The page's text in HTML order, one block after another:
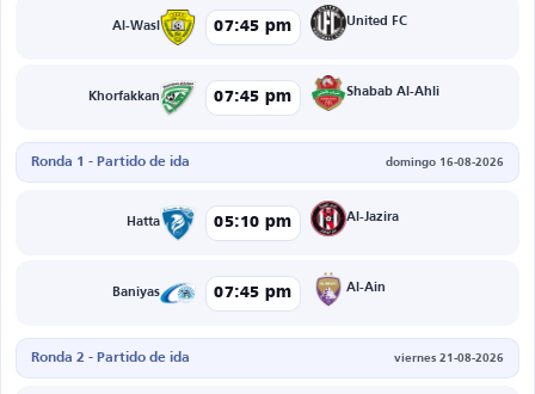
Al-Wasl 07:45 pm United FC
Khorfakkan 07:45 pm Shabab Al-Ahli
Ronda 1 - Partido de ida domingo 16-08-2026
Hatta 05:10 pm Al-Jazira
Baniyas 07:45 pm Al-Ain
Ronda 2 - Partido de ida viernes 21-08-2026